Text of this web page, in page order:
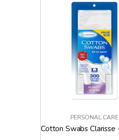
PERSONAL CARE